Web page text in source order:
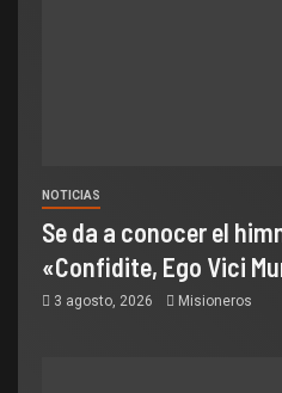
NOTICIAS
Se da a conocer el
«Confidite, Ego Vici
3 agosto, 2026 Misioneros